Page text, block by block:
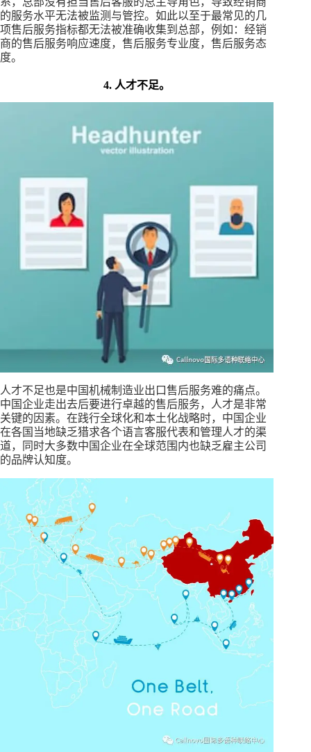
的服务水平无法被监测与管控。如此以至于最常见的几
项售后服务指标都无法被准确收集到总部，例如：经销
商的售后服务响应速度，售后服务专业度，售后服务态
度。
4. 人才不足。
人才不足也是中国机械制造业出口售后服务难的痛点。
中国企业走出去后要进行卓越的售后服务，人才是非常
关键的因素。在践行全球化和本土化战略时，中国企业
在各国当地缺乏猎求各个语言客服代表和管理人才的渠
道，同时大多数中国企业在全球范围内也缺乏雇主公司
的品牌认知度。